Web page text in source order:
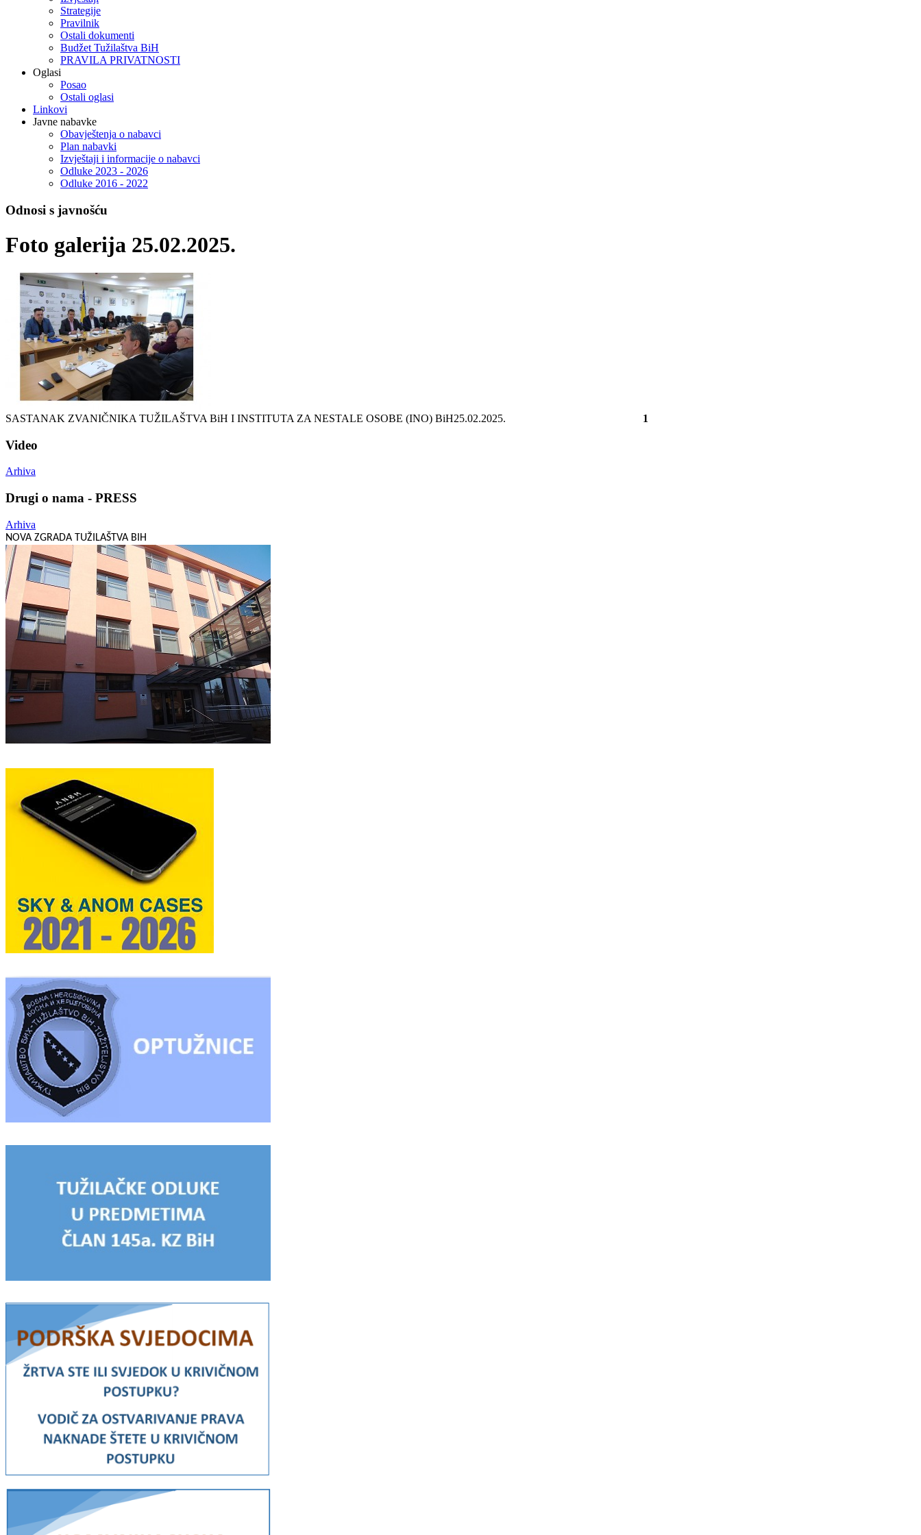
Strategije
Pravilnik
Ostali dokumenti
Budžet Tužilaštva BiH
PRAVILA PRIVATNOSTI
Oglasi
Posao
Ostali oglasi
Linkovi
Javne nabavke
Obavještenja o nabavci
Plan nabavki
Izvještaji i informacije o nabavci
Odluke 2023 - 2026
Odluke 2016 - 2022
Odnosi s javnošću
Foto galerija 25.02.2025.
SASTANAK ZVANIČNIKA TUŽILAŠTVA BiH I INSTITUTA ZA NESTALE OSOBE (INO) BiH25.02.2025. 1
Video
Arhiva
Drugi o nama - PRESS
Arhiva
NOVA ZGRADA TUŽILAŠTVA BIH